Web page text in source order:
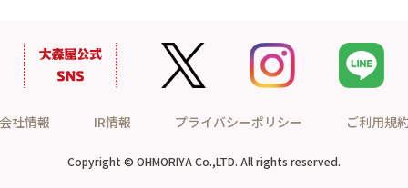
社情報 IR情報 プライバシーポリシー ご利用規
Copyright © OHMORIYA Co.,LTD. All rights reserved.